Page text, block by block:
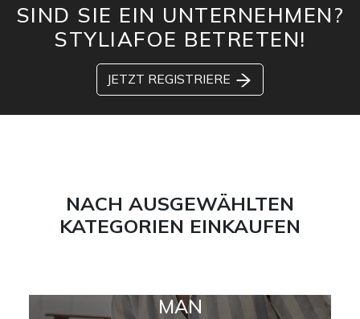
SIND SIE EIN UNTERNEHMEN?
STYLIAFOE BETRETEN!
JETZT REGISTRIERE
NACH AUSGEWÄHLTEN
KATEGORIEN EINKAUFEN
MAN